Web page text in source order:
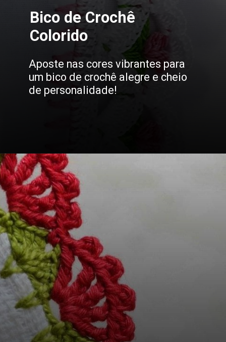
Bico de Crochê
Colorido
Aposte nas cores vibrantes para
um bico de crochê alegre e cheio
de personalidade!
Opening